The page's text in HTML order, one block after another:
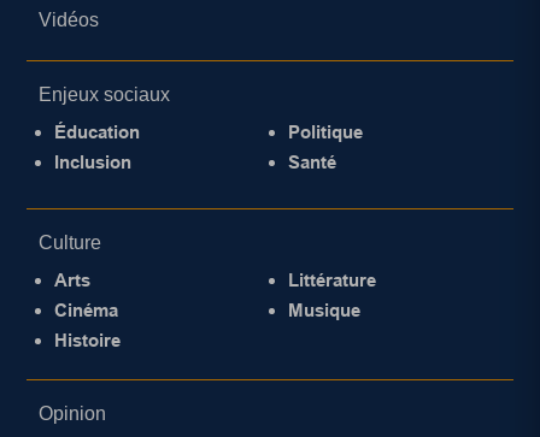
Vidéos
Enjeux sociaux
Éducation
Inclusion
Politique
Santé
Culture
Arts
Cinéma
Histoire
Littérature
Musique
Opinion